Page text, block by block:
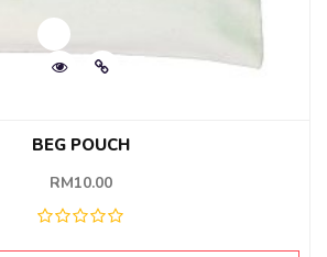
BEG POUCH
RM10.00